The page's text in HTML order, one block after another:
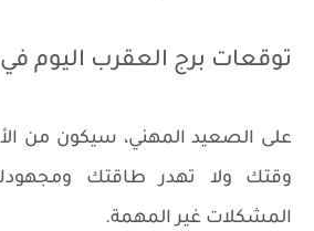
توقعات برج العقرب اليوم
على الصعيد المهني، سيكون من
وقتك ولا تهدر طاقتك
المشكلات غير المهمة.